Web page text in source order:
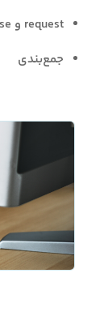
request و response چیست؟
جمع‌بندی